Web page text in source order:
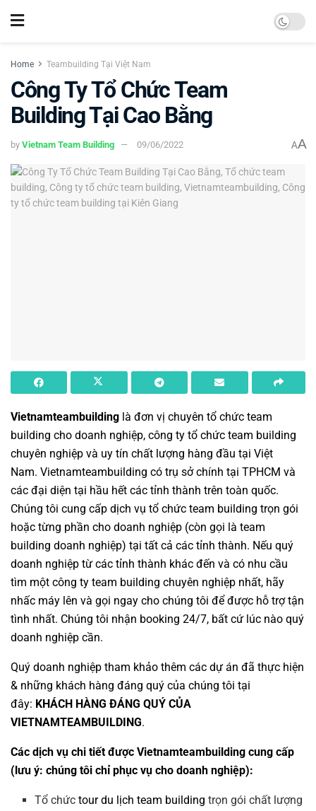
Home Teambuilding Tại Việt Nam
Công Ty Tổ Chức Team
Building Tại Cao Bằng
by Vietnam Team Building 09/06/2022 AA
Vietnamteambuilding là đơn vị chuyên tổ chức team
building cho doanh nghiệp, công ty tổ chức team building
chuyên nghiệp và uy tín chất lượng hàng đầu tại Việt
Nam. Vietnamteambuilding có trụ sở chính tại TPHCM và
các đại diện tại hầu hết các tỉnh thành trên toàn quốc.
Chúng tôi cung cấp dịch vụ tổ chức team building trọn gói
hoặc từng phần cho doanh nghiệp (còn gọi là team
building doanh nghiệp) tại tất cả các tỉnh thành. Nếu quý
doanh nghiệp từ các tỉnh thành khác đến và có nhu cầu
tìm một công ty team building chuyên nghiệp nhất, hãy
nhấc máy lên và gọi ngay cho chúng tôi để được hỗ trợ tận
tình nhất. Chúng tôi nhận booking 24/7, bất cứ lúc nào quý
doanh nghiệp cần.
Quý doanh nghiệp tham khảo thêm các dự án đã thực hiện
& những khách hàng đáng quý của chúng tôi tại
đây: KHÁCH HÀNG ĐÁNG QUÝ CỦA
VIETNAMTEAMBUILDING.
Các dịch vụ chi tiết được Vietnamteambuilding cung cấp
(lưu ý: chúng tôi chỉ phục vụ cho doanh nghiệp):
Tổ chứctour du lịch team building trọn gói chất lượng